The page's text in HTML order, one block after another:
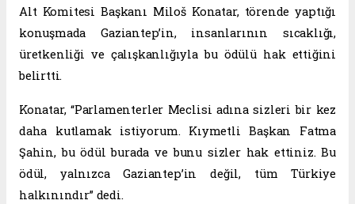
Alt Komitesi Başkanı Miloš Konatar, törende yaptığı
konuşmada Gaziantep’in, insanlarının sıcaklığı,
üretkenliği ve çalışkanlığıyla bu ödülü hak ettiğini
belirtti.
Konatar, “Parlamenterler Meclisi adına sizleri bir kez
daha kutlamak istiyorum. Kıymetli Başkan Fatma
Şahin, bu ödül burada ve bunu sizler hak ettiniz. Bu
ödül, yalnızca Gaziantep’in değil, tüm Türkiye
halkınındır” dedi.